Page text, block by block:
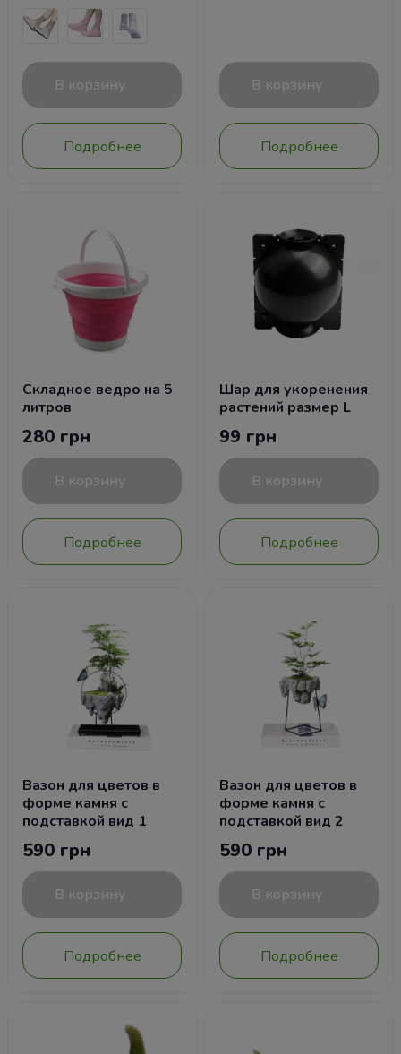
В корзину
Подробнее
В корзину
Подробнее
Складное ведро на 5
литров
280 грн
В корзину
Подробнее
Шар для укоренения
растений размер L
99 грн
В корзину
Подробнее
Вазон для цветов в
форме камня с
подставкой вид 1
590 грн
В корзину
Подробнее
Вазон для цветов в
форме камня с
подставкой вид 2
590 грн
В корзину
Подробнее